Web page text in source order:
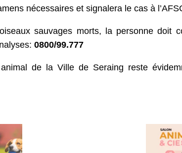
nécessaires et signalera le cas à
sauvages morts, la personne doit
0800/99.777
de la Ville de Seraing reste